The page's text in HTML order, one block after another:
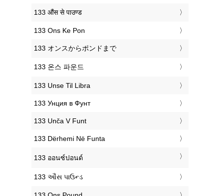
‎133 औंस से पाउण्ड
‎133 Ons Ke Pon
‎133 オンスからポンドまで
‎133 온스 파운드
‎133 Unse Til Libra
‎133 Унция в Фунт
‎133 Unča V Funt
‎133 Dërhemi Në Funta
‎133 ออนซ์ปอนด์
‎133 ઔંસ પાઉન્ડ